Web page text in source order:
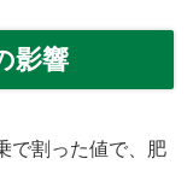
影響
で割った値で、肥